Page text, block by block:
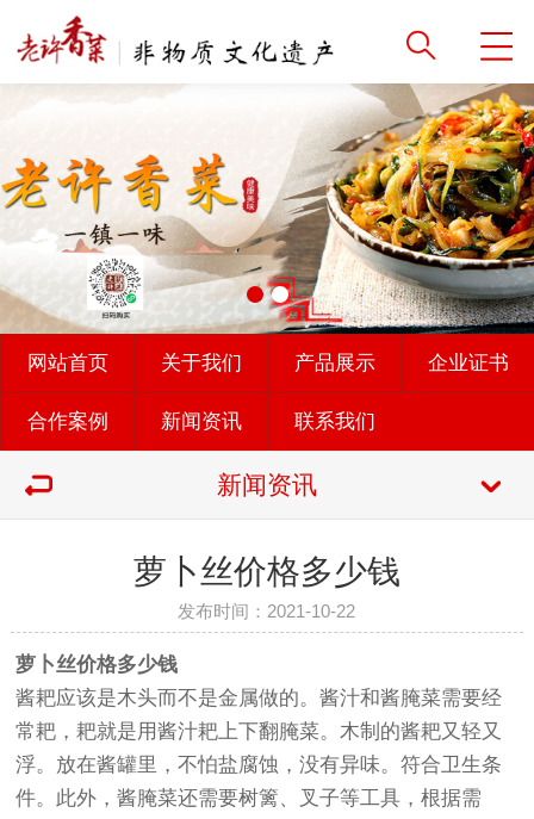
网站首页 关于我们 产品展示 企业证书
合作案例 新闻资讯 联系我们
新闻资讯
萝卜丝价格多少钱
发布时间：2021-10-22
萝卜丝价格多少钱
酱耙应该是木头而不是金属做的。酱汁和酱腌菜需要经
常耙，耙就是用酱汁耙上下翻腌菜。木制的酱耙又轻又
浮。放在酱罐里，不怕盐腐蚀，没有异味。符合卫生条
件。此外，酱腌菜还需要树篱、叉子等工具，根据需